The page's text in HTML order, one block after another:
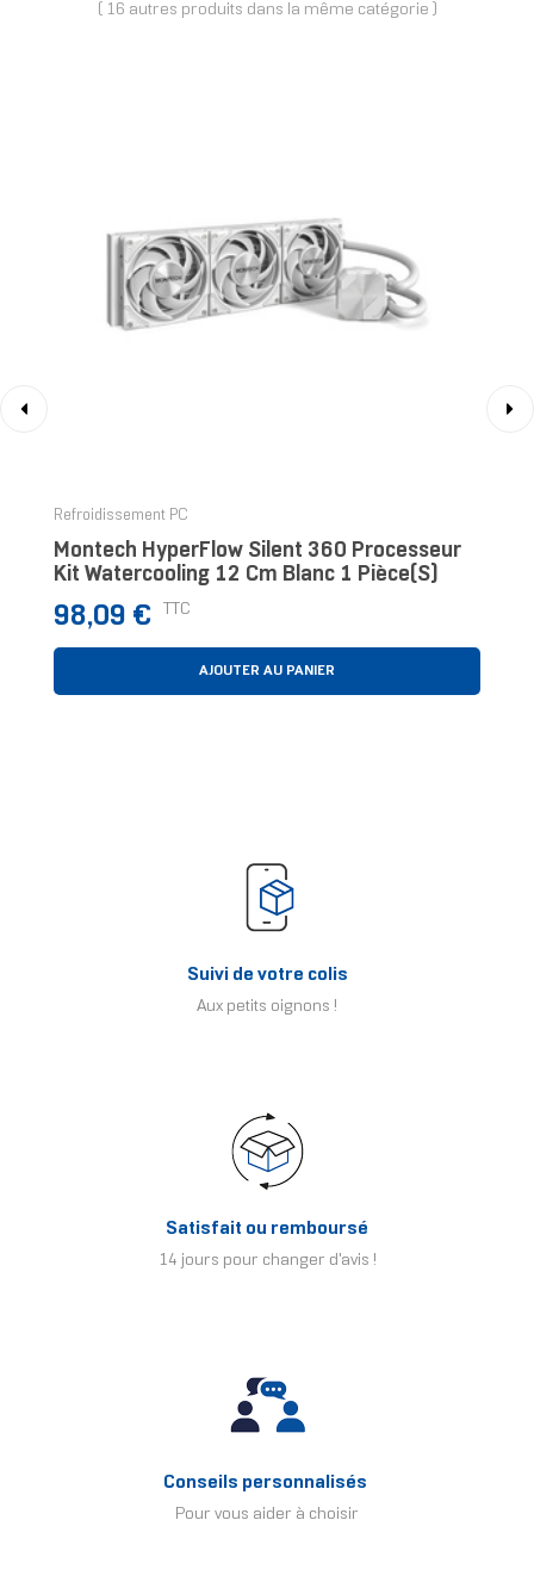
( 16 autres produits dans la même catégorie )
Refroidissement PC
Montech HyperFlow Silent 360 Processeur
Kit Watercooling 12 Cm Blanc 1 Pièce(s)
Prix
98,09 € TTC
AJOUTER AU PANIER
Suivi de votre colis
Aux petits oignons !
Satisfait ou remboursé
14 jours pour changer d'avis !
Conseils personnalisés
Pour vous aider à choisir